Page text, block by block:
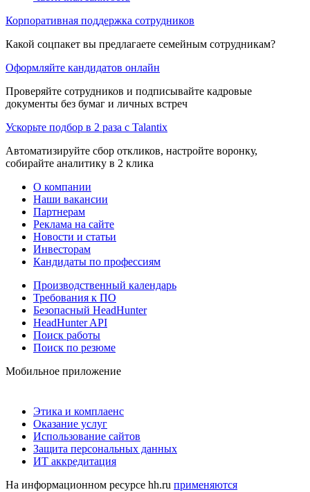
Корпоративная поддержка сотрудников
Какой соцпакет вы предлагаете семейным сотрудникам?
Оформляйте кандидатов онлайн
Проверяйте сотрудников и подписывайте кадровые
документы без бумаг и личных встреч
Ускорьте подбор в 2 раза с Talantix
Автоматизируйте сбор откликов, настройте воронку,
собирайте аналитику в 2 клика
О компании
Наши вакансии
Партнерам
Реклама на сайте
Новости и статьи
Инвесторам
Кандидаты по профессиям
Производственный календарь
Требования к ПО
Безопасный HeadHunter
HeadHunter API
Поиск работы
Поиск по резюме
Мобильное приложение
Этика и комплаенс
Оказание услуг
Использование сайтов
Защита персональных данных
ИТ аккредитация
На информационном ресурсе hh.ru применяются